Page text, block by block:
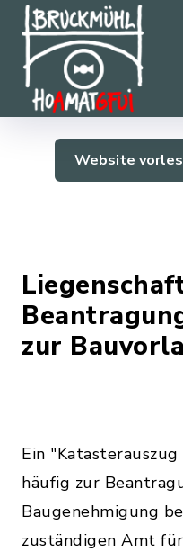
Website
zur
Ein
häufig zur
Baugenehmigung
zuständigen Amt